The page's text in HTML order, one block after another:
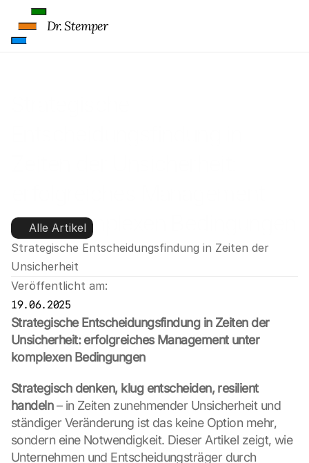
unter komplexen Bedingungen
Alle Artikel
Strategische Entscheidungsfindung in Zeiten der
Unsicherheit
Veröffentlicht am:
19.06.2025
Strategische Entscheidungsfindung in Zeiten der
Unsicherheit: erfolgreiches Management unter
komplexen Bedingungen
Strategisch denken, klug entscheiden, resilient
handeln – in Zeiten zunehmender Unsicherheit und
ständiger Veränderung ist das keine Option mehr,
sondern eine Notwendigkeit. Dieser Artikel zeigt, wie
Unternehmen und Entscheidungsträger durch
Dr. Stemper